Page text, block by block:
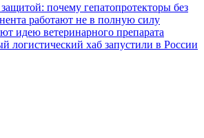
почему гепатопротекторы без
работают не в полную силу
идею ветеринарного препарата
логистический хаб запустили в России